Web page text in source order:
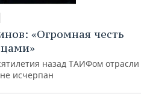
«Огромная честь
назад ТАИФом отрасли
исчерпан